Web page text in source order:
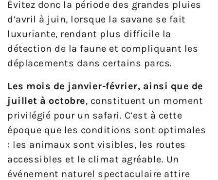
Évitez donc la période des grandes pluies
d’avril à juin, lorsque la savane se fait
luxuriante, rendant plus difficile la
détection de la faune et compliquant les
déplacements dans certains parcs.
Les mois de janvier-février, ainsi que de
juillet à octobre, constituent un moment
privilégié pour un safari. C’est à cette
époque que les conditions sont optimales
: les animaux sont visibles, les routes
accessibles et le climat agréable. Un
événement naturel spectaculaire attire